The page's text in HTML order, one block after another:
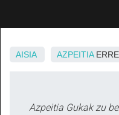
AISIA AZPEITIA
Azpeitia Gukak zu